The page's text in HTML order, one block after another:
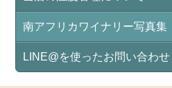
南アフリカワイナリー写真集
LINE@を使ったお問い合わせ